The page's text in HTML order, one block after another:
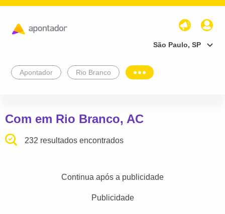
São Paulo, SP
Apontador Rio Branco
Com em Rio Branco, AC
232 resultados encontrados
Continua após a publicidade
Publicidade